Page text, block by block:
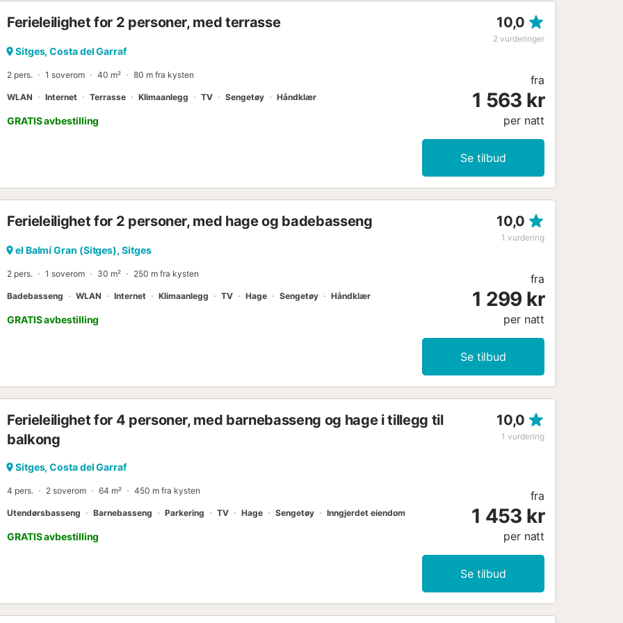
havet i Sitges, og kombinere komfort, beliggenhet og middelhavs sjarm. Bestillingsbetingelser Et
Ferieleilighet for 2 personer, med terrasse 10,0
2 vurderinger
Sitges, Costa del Garraf
2 pers. 1 soverom 40 m² 80 m fra kysten
WLAN Internet Terrasse Klimaanlegg TV Sengetøy Håndklær
GRATIS avbestilling
fra
1 563 kr
per natt
Se tilbud
Ferieleilighet for 2 personer, med hage og badebasseng 10,0
1 vurdering
el Balmí Gran (Sitges), Sitges
2 pers. 1 soverom 30 m² 250 m fra kysten
Badebasseng WLAN Internet Klimaanlegg TV Hage Sengetøy Håndklær
GRATIS avbestilling
fra
1 299 kr
per natt
Se tilbud
Ferieleilighet for 4 personer, med barnebasseng og hage i tillegg til
balkong
10,0
1 vurdering
Sitges, Costa del Garraf
4 pers. 2 soverom 64 m² 450 m fra kysten
Utendørsbasseng Barnebasseng Parkering TV Hage Sengetøy Inngjerdet eiendom
GRATIS avbestilling
fra
1 453 kr
per natt
Se tilbud